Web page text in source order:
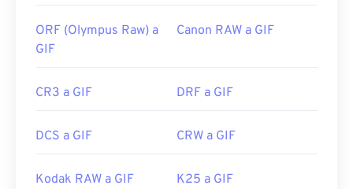
ORF (Olympus Raw) a
GIF
Canon RAW a GIF
CR3 a GIF DRF a GIF
DCS a GIF CRW a GIF
Kodak RAW a GIF K25 a GIF